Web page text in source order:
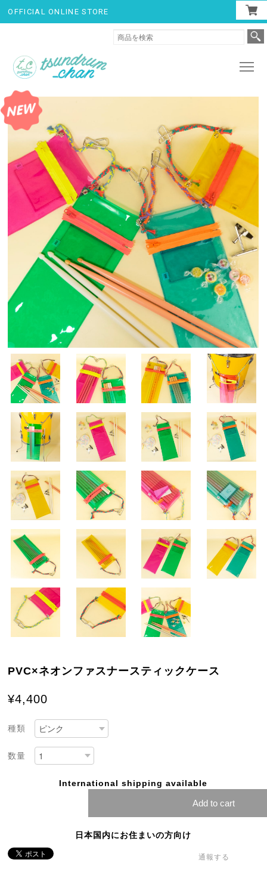
OFFICIAL ONLINE STORE
PVC×ネオンファスナースティックケース
¥4,400
種類
数量
International shipping available
Add to cart
日本国内にお住まいの方向け
通報する